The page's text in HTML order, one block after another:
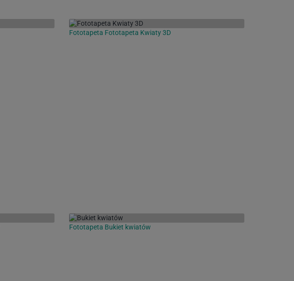
Fototapeta Fototapeta Kwiaty 3D
Fototapeta Bukiet kwiatów